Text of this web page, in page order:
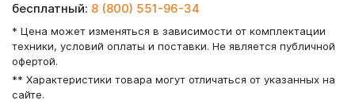
бесплатный: 8 (800) 551-96-34
* Цена может изменяться в зависимости от комплектации
техники, условий оплаты и поставки. Не является публичной
офертой.
** Характеристики товара могут отличаться от указанных на
сайте.